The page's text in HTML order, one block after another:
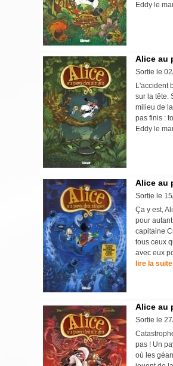
Eddy le
Alice au
Sortie le
L'accident
sur la tête.
milieu de
pas finis :
Eddy le
Alice au
Sortie le
Ça y est,
pour
capitaine
tous ceux
avec eux
lire la suite
Alice au
Sortie le
pas ! Un
où les